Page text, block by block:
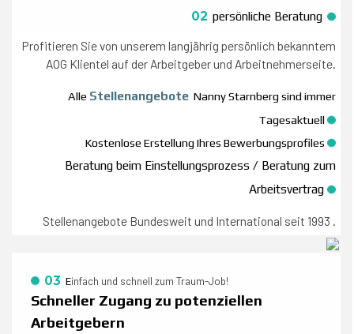
02 persönliche Beratung
Profitieren Sie von unserem langjährig persönlich bekanntem
AOG Klientel auf der Arbeitgeber und Arbeitnehmerseite.
Alle Stellenangebote Nanny Starnberg sind immer
Tagesaktuell
Kostenlose Erstellung Ihres Bewerbungsprofiles
Beratung beim Einstellungsprozess / Beratung zum
Arbeitsvertrag
Stellenangebote Bundesweit und International seit 1993 .
03 Einfach und schnell zum Traum-Job!
Schneller Zugang zu potenziellen
Arbeitgebern